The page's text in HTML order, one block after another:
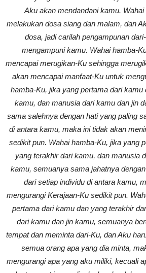
Aku akan mendandani kamu.
melakukan dosa siang dan malam, dan
dosa, jadi carilah pengampunan
mengampuni kamu. Wahai hamba-
mencapai merugikan-Ku sehingga
akan mencapai manfaat-Ku untuk
hamba-Ku, jika yang pertama dari kamu
kamu, dan manusia dari kamu dan jin
sama salehnya dengan hati yang paling
di antara kamu, maka ini tidak akan
sedikit pun. Wahai hamba-Ku, jika yang
yang terakhir dari kamu, dan manusia
kamu, semuanya sama jahatnya
dari setiap individu di antara kamu,
mengurangi Kerajaan-Ku sedikit pun.
pertama dari kamu dan yang terakhir
dari kamu dan jin kamu, semuanya
tempat dan meminta dari-Ku, dan Aku
semua orang apa yang dia minta,
mengurangi apa yang aku miliki, kecuali